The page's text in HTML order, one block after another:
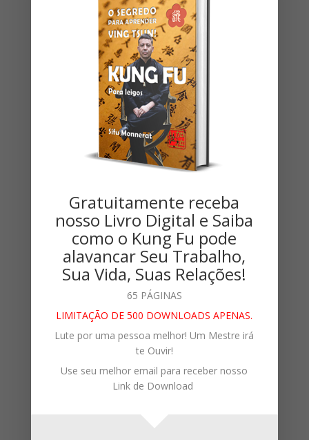
liderdafamilia
Sifu Monnerat, Tutor deVing Tsun
Chun) Kung Fu.
Transmite a Kung Fu como ferramenta para o
Desenvolvimento Humano de forma a ajudar
pessoas a viverem melhor suas próprias vidas.
Martial Intelligence
, diretor do Núcleo Niterói da
MYVTMI. 11ª Geração Ving Tsun, discípulo Direto
de Grão-mestre Leo Imamura.
Torna-se Discípulo Vitalício na Cerimônia de
Discipulado ocorrida na Celebração do 10ª
Aniversário da Família Moy Yat Sang, onde recebeu
de Grão Mestre Moy Yat o nome chinês Moy Ka
Lai To, ( 梅 加 柆 扗), tornando-se assim discípulo
Leo Imamura (Hall dos Mestres de Wing Chun no
Brasil) e de Segunda geração (Choi Jin Dai Gee) de
Grão-Mestre Moy Yat.
Gratuitamente receba
nosso Livro Digital e Saiba
como o Kung Fu pode
alavancar Seu Trabalho,
Sua Vida, Suas Relações!
65 PÁGINAS
LIMITAÇÃO DE 500 DOWNLOADS APENAS.
Lute por uma pessoa melhor! Um Mestre irá
te Ouvir!
Use seu melhor email para receber nosso
Link de Download